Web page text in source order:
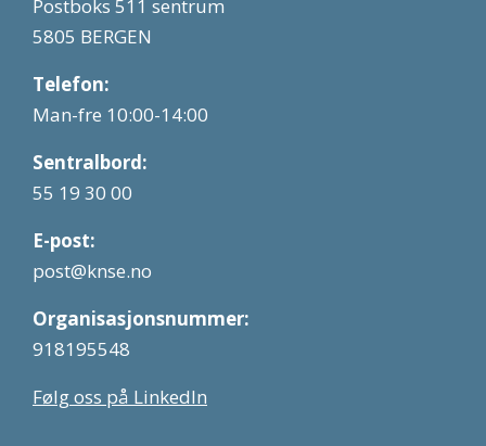
Postboks 511 sentrum
5805 BERGEN
Telefon:
Man-fre 10:00-14:00
Sentralbord:
55 19 30 00
E-post:
post@knse.no
Organisasjonsnummer:
918195548
Følg oss på LinkedIn